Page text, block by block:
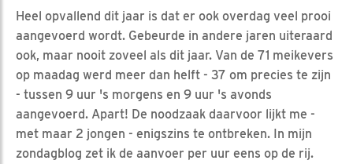
Heel opvallend dit jaar is dat er ook overdag veel prooi
aangevoerd wordt. Gebeurde in andere jaren uiteraard
ook, maar nooit zoveel als dit jaar. Van de 71 meikevers
op maadag werd meer dan helft - 37 om precies te zijn
- tussen 9 uur 's morgens en 9 uur 's avonds
aangevoerd. Apart! De noodzaak daarvoor lijkt me -
met maar 2 jongen - enigszins te ontbreken. In mijn
zondagblog zet ik de aanvoer per uur eens op de rij.